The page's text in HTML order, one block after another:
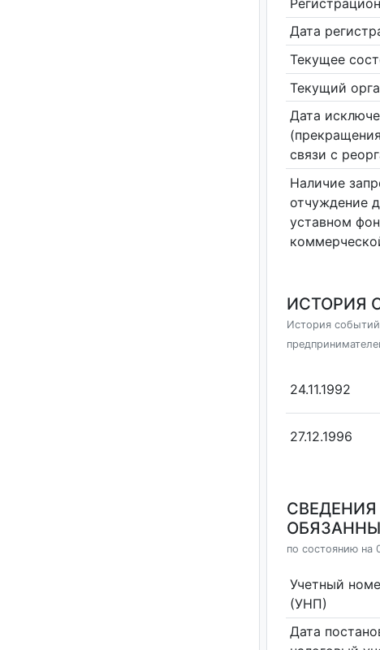
Дата
Текущее
Текущий
Дата
связи с
Наличие
отчуждение
уставном
ИСТОРИЯ
История
24.11.1992
27.12.1996
по состоянию на
Учетный
(УНП)
Дата